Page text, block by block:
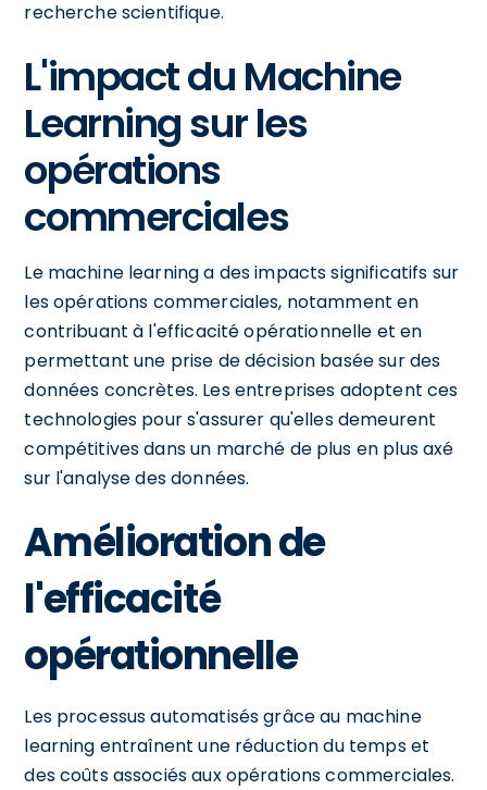
recherche scientifique.
L'impact du Machine
Learning sur les
opérations
commerciales
Le machine learning a des impacts significatifs sur
les opérations commerciales, notamment en
contribuant à l'efficacité opérationnelle et en
permettant une prise de décision basée sur des
données concrètes. Les entreprises adoptent ces
technologies pour s'assurer qu'elles demeurent
compétitives dans un marché de plus en plus axé
sur l'analyse des données.
Amélioration de
l'efficacité
opérationnelle
Les processus automatisés grâce au machine
learning entraînent une réduction du temps et
des coûts associés aux opérations commerciales.